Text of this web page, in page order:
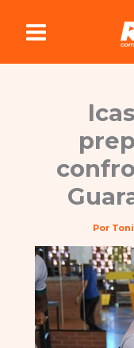
conteúdo
Por